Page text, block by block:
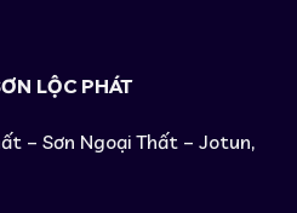
LỘC PHÁT
– Sơn Ngoại Thất – Jotun,